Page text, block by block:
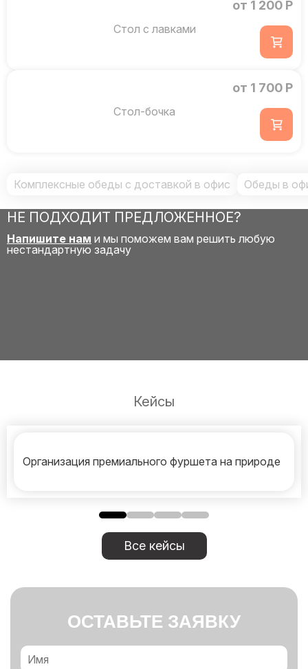
Стол с лавками
от 1 200 Р
Стол-бочка
от 1 700 Р
Комплексные обеды с доставкой в офис Обеды в
НЕ ПОДХОДИТ ПРЕДЛОЖЕННОЕ?
Напишите нам и мы поможем вам решить любую
нестандартную задачу
Кейсы
Организация премиального фуршета на природе
Все кейсы
ОСТАВЬТЕ ЗАЯВКУ